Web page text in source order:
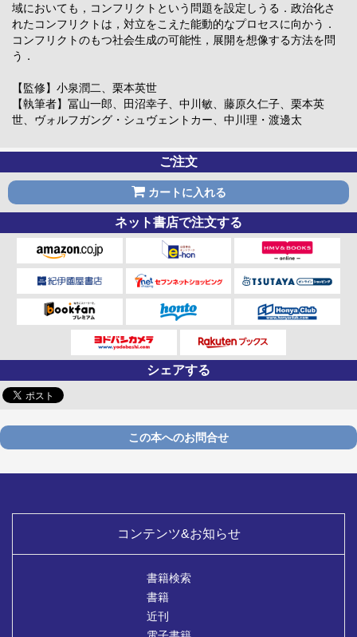
域においても，コンフリクトという問題を設定しうる．政治化さ
れたコンフリクトは，対立をこえた能動的なプロセスに向かう．
コンフリクトのもつ社会生成の可能性，展開を想像する方法を問
う．
【監修】小泉潤二、栗本英世
【執筆者】冨山一郎、田沼幸子、中川敏、藤原久仁子、栗本英
世、ヴォルフガング・シュヴェントカー、中川理・渡邊太
ご注文
カートに入れる
ネット書店で注文する
シェアする
この本へのお問合せ
コンテンツ&お知らせ
書籍検索
書籍
近刊